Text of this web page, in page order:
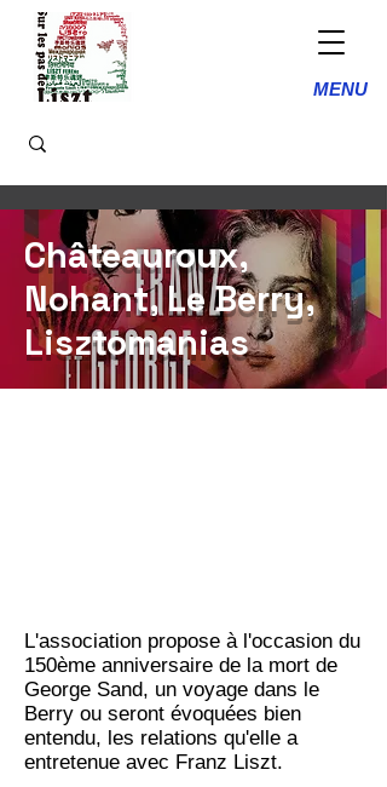
MENU
Châteauroux,
Nohant, Le Berry,
Lisztomanias
L'association propose à l'occasion du
150ème anniversaire de la mort de
George Sand, un voyage dans le
Berry ou seront évoquées bien
entendu, les relations qu'elle a
entretenue avec Franz Liszt.